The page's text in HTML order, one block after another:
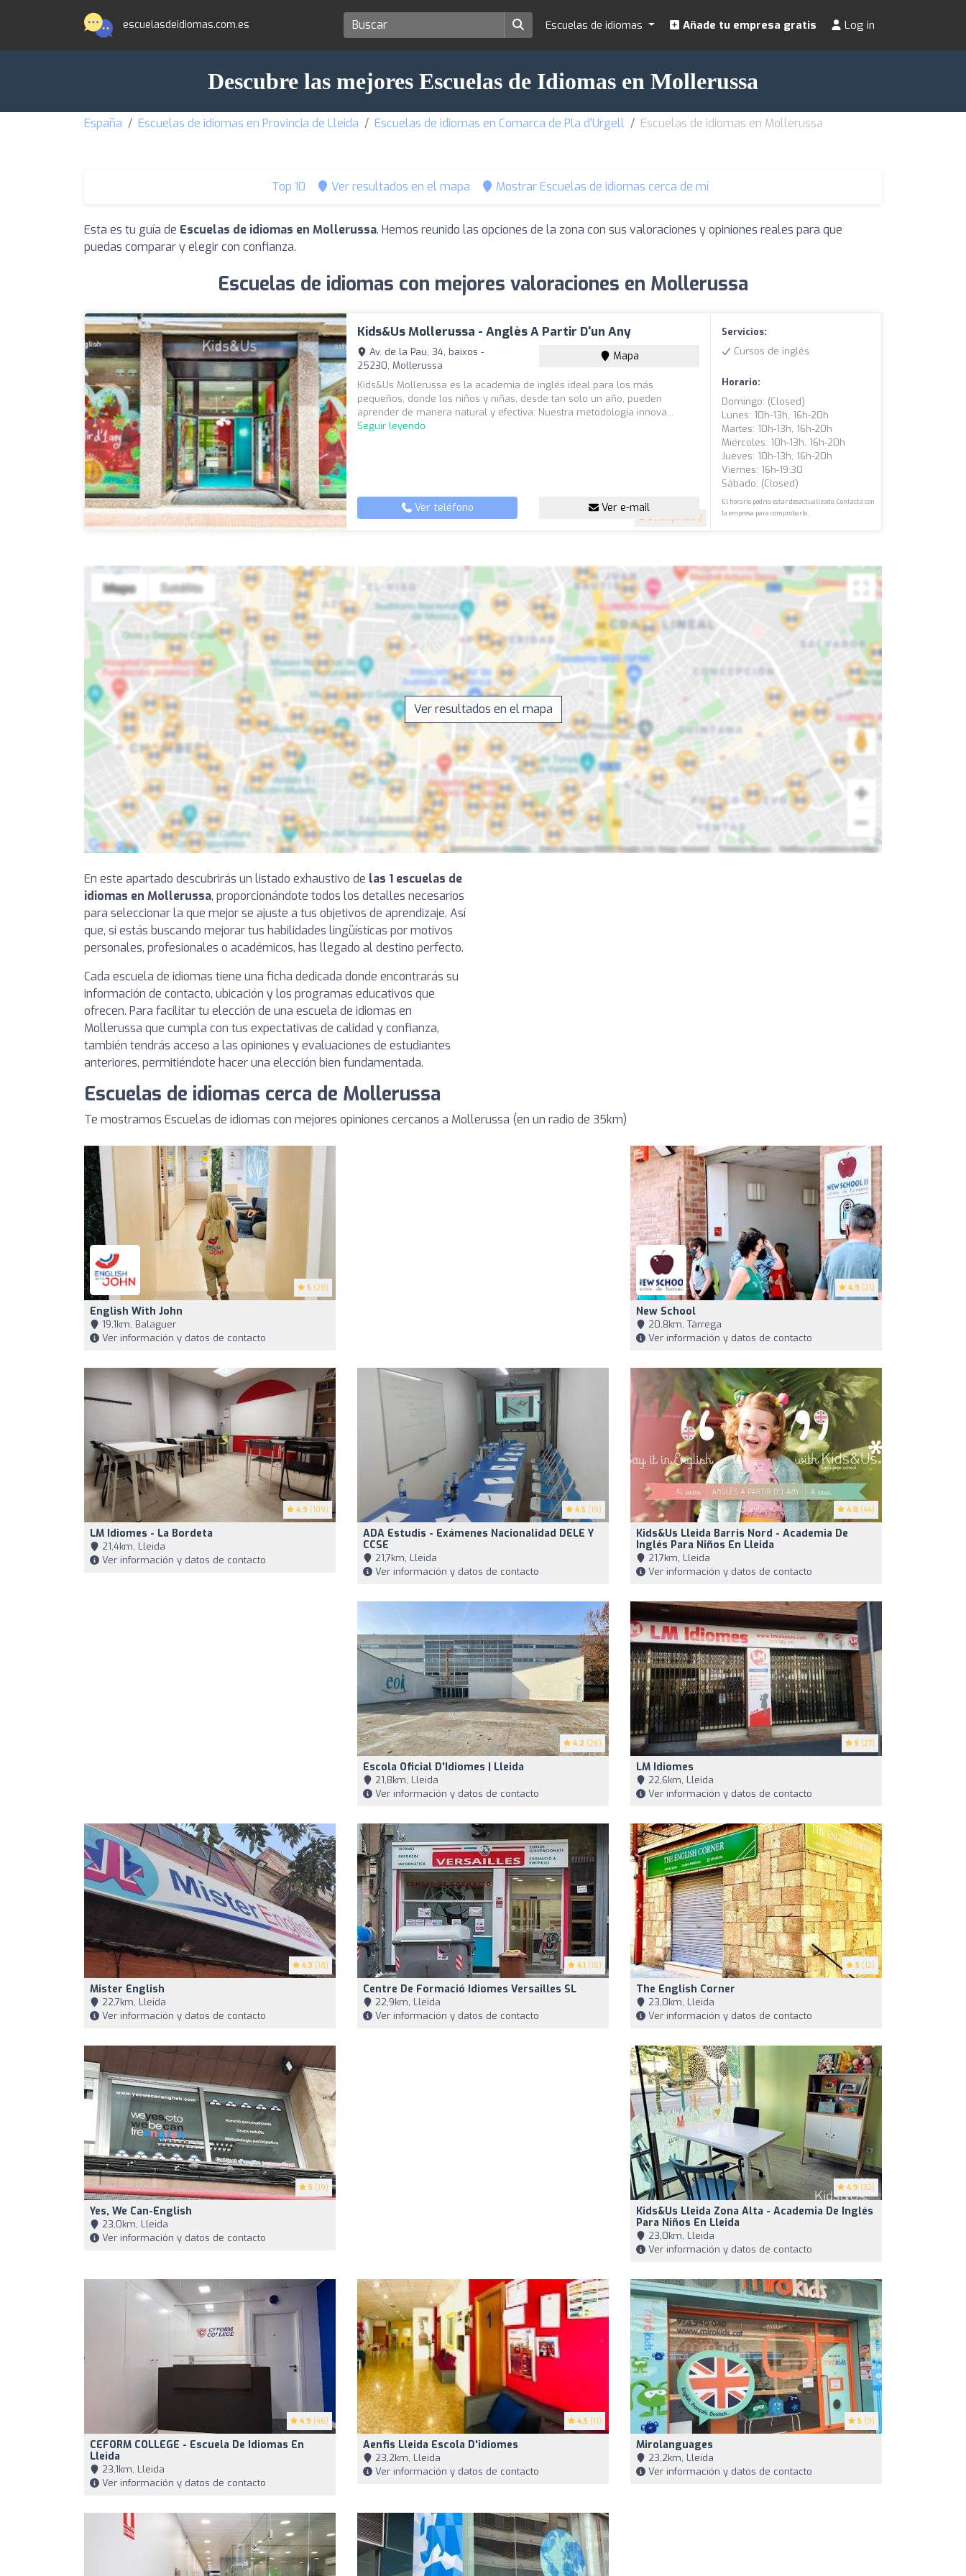
escuelasdeidiomas.com.es Escuelas de idiomas Añade tu empresa gratis Log in
Descubre las mejores Escuelas de Idiomas en Mollerussa
España Escuelas de idiomas en Provincia de Lleida Escuelas de idiomas en Comarca de Pla d'Urgell Escuelas de idiomas en Mollerussa
Top 10 Ver resultados en el mapa Mostrar Escuelas de idiomas cerca de mí
Esta es tu guía de Escuelas de idiomas en Mollerussa. Hemos reunido las opciones de la zona con sus valoraciones y opiniones reales para que
puedas comparar y elegir con confianza.
Escuelas de idiomas con mejores valoraciones en Mollerussa
Kids&Us Mollerussa - Anglès A Partir D'un Any
5 (43 opiniones)
Av. de la Pau, 34, baixos -
25230, Mollerussa
Mapa
Kids&Us Mollerussa es la academia de inglés ideal para los más
pequeños, donde los niños y niñas, desde tan solo un año, pueden
aprender de manera natural y efectiva. Nuestra metodología innova...
Seguir leyendo
Ver teléfono Ver e-mail
Servicios:
Cursos de inglés
Horario:
Domingo: (closed)
Lunes: 10h-13h, 16h-20h
Martes: 10h-13h, 16h-20h
Miércoles: 10h-13h, 16h-20h
Jueves: 10h-13h, 16h-20h
Viernes: 16h-19:30
Sábado: (closed)
El horario podría estar desactualizado. Contacta con
la empresa para comprobarlo.
Ver resultados en el mapa
En este apartado descubrirás un listado exhaustivo de las 1 escuelas de
idiomas en Mollerussa, proporcionándote todos los detalles necesarios
para seleccionar la que mejor se ajuste a tus objetivos de aprendizaje. Así
que, si estás buscando mejorar tus habilidades lingüísticas por motivos
personales, profesionales o académicos, has llegado al destino perfecto.
Cada escuela de idiomas tiene una ficha dedicada donde encontrarás su
información de contacto, ubicación y los programas educativos que
ofrecen. Para facilitar tu elección de una escuela de idiomas en
Mollerussa que cumpla con tus expectativas de calidad y confianza,
también tendrás acceso a las opiniones y evaluaciones de estudiantes
anteriores, permitiéndote hacer una elección bien fundamentada.
Escuelas de idiomas cerca de Mollerussa
Te mostramos Escuelas de idiomas con mejores opiniones cercanos a Mollerussa (en un radio de 35km)
5 (28)
English With John
19,1km, Balaguer
Ver información y datos de contacto
4.9 (21)
New School
20,8km, Tàrrega
Ver información y datos de contacto
4.9 (109)
LM Idiomes - La Bordeta
21,4km, Lleida
Ver información y datos de contacto
4.5 (19)
ADA Estudis - Exámenes Nacionalidad DELE Y
CCSE
21,7km, Lleida
Ver información y datos de contacto
4.8 (44)
Kids&Us Lleida Barris Nord - Academia De
Inglés Para Niños En Lleida
21,7km, Lleida
Ver información y datos de contacto
4.2 (26)
Escola Oficial D'Idiomes | Lleida
21,8km, Lleida
Ver información y datos de contacto
5 (27)
LM Idiomes
22,6km, Lleida
Ver información y datos de contacto
4.3 (18)
Mister English
22,7km, Lleida
Ver información y datos de contacto
4.1 (16)
Centre De Formació Idiomes Versailles SL
22,9km, Lleida
Ver información y datos de contacto
5 (12)
The English Corner
23,0km, Lleida
Ver información y datos de contacto
5 (19)
Yes, We Can-English
23,0km, Lleida
Ver información y datos de contacto
4.9 (32)
Kids&Us Lleida Zona Alta - Academia De Inglés
Para Niños En Lleida
23,0km, Lleida
Ver información y datos de contacto
4.9 (46)
CEFORM COLLEGE - Escuela De Idiomas En
Lleida
23,1km, Lleida
Ver información y datos de contacto
4.5 (11)
Aenfis Lleida Escola D'idiomes
23,2km, Lleida
Ver información y datos de contacto
5 (9)
Mirolanguages
23,2km, Lleida
Ver información y datos de contacto